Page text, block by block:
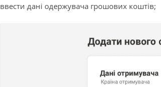
ввести дані одержувача грошових коштів;